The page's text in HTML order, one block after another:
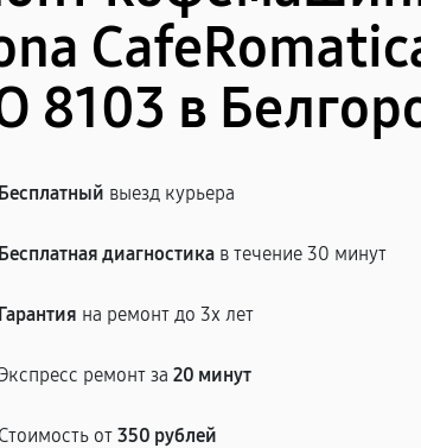
8103 в
Бесплатный выезд курьера
Бесплатная диагностика в течение 30 минут
Гарантия на ремонт до 3х лет
ремонт за20 минут
Стоимость от350 рублей